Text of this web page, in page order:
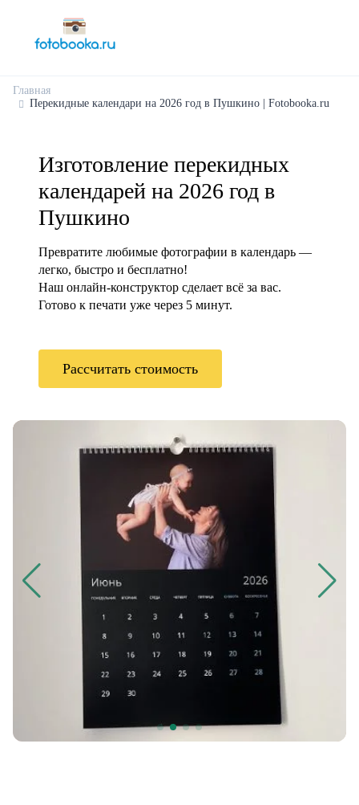
Главная
Перекидные календари на 2026 год в Пушкино | Fotobooka.ru
Изготовление перекидных
календарей на 2026 год в
Пушкино
Превратите любимые фотографии в календарь —
легко, быстро и бесплатно!
Наш онлайн-конструктор сделает всё за вас.
Готово к печати уже через 5 минут.
Рассчитать стоимость